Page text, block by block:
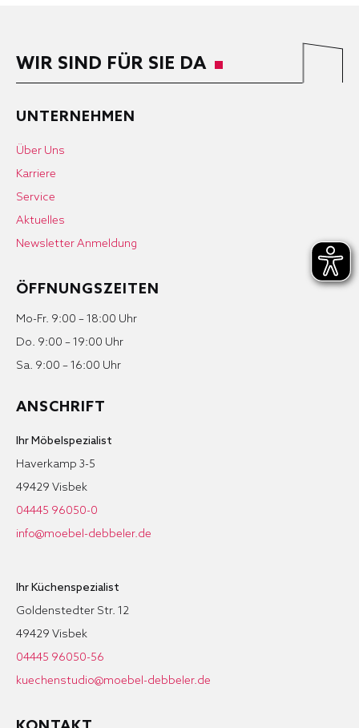
WIR SIND FÜR SIE DA
UNTERNEHMEN
Über Uns
Karriere
Service
Aktuelles
Newsletter Anmeldung
ÖFFNUNGSZEITEN
Mo-Fr. 9:00 – 18:00 Uhr
Do. 9:00 – 19:00 Uhr
Sa. 9:00 – 16:00 Uhr
ANSCHRIFT
Ihr Möbelspezialist
Haverkamp 3-5
49429 Visbek
04445 96050-0
info@moebel-debbeler.de
Ihr Küchenspezialist
Goldenstedter Str. 12
49429 Visbek
04445 96050-56
kuechenstudio@moebel-debbeler.de